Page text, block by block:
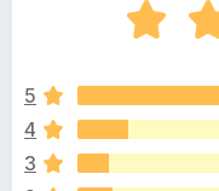
b
a
评
分
.
/
5
4
3